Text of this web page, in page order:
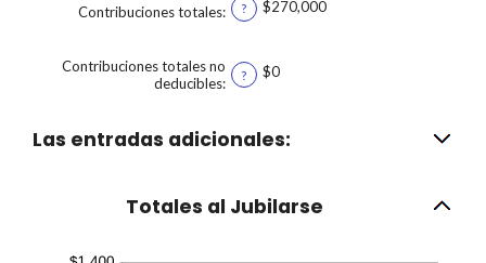
Contribuciones totales: ? $270,000
Contribuciones totales no
deducibles: ? $0
Las entradas adicionales:
Totales al Jubilarse